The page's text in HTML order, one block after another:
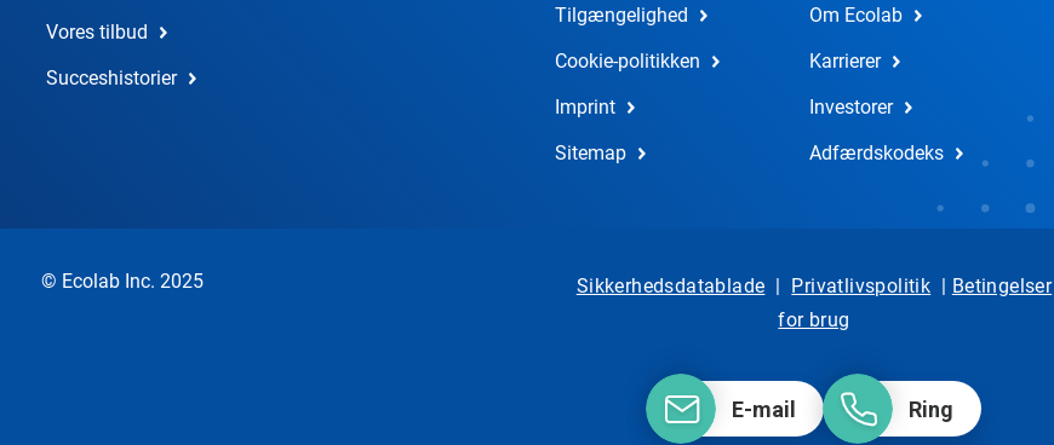
Vores tilbud
Succeshistorier
Tilgængelighed
Cookie-politikken
Imprint
Sitemap
Om Ecolab
Karrierer
Investorer
Adfærdskodeks
E-mail Ring
© Ecolab Inc. 2025 Sikkerhedsdatablade | Privatlivspolitik | Betingelser
for brug